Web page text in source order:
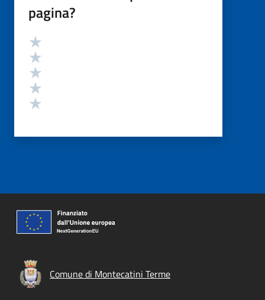
pagina?
Valutazione
Comune di Montecatini Terme